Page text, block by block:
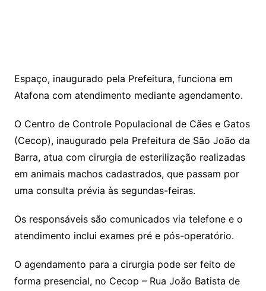
Espaço, inaugurado pela Prefeitura, funciona em
Atafona com atendimento mediante agendamento.
O Centro de Controle Populacional de Cães e Gatos
(Cecop), inaugurado pela Prefeitura de São João da
Barra, atua com cirurgia de esterilização realizadas
em animais machos cadastrados, que passam por
uma consulta prévia às segundas-feiras.
Os responsáveis são comunicados via telefone e o
atendimento inclui exames pré e pós-operatório.
O agendamento para a cirurgia pode ser feito de
forma presencial, no Cecop – Rua João Batista de